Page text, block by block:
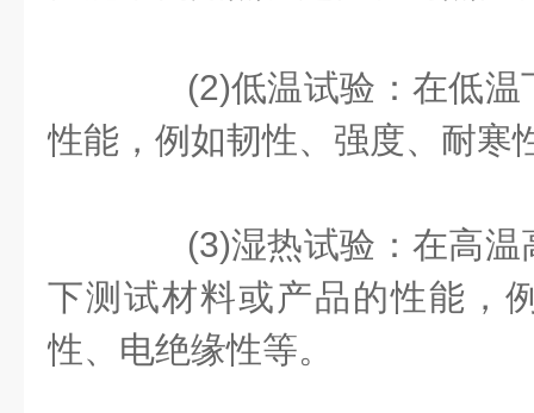
(2)低温试验：在低温
性能，例如韧性、强度、耐寒
(3)湿热试验：在高温
下测试材料或产品的性能，
性、电绝缘性等。